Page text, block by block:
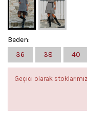
Beden:
36
38 40
Geçici olarak